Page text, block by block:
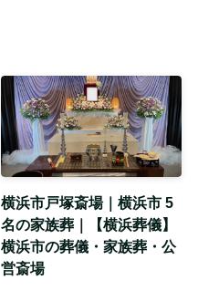
横浜市戸塚斎場｜横浜市 5
名の家族葬｜【横浜葬儀】
横浜市の葬儀・家族葬・公
営斎場